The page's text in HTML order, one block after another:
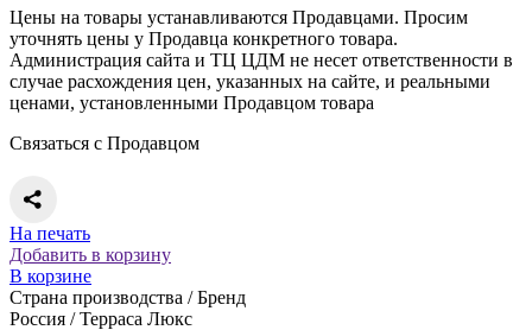
Цены на товары устанавливаются Продавцами. Просим
уточнять цены у Продавца конкретного товара.
Администрация сайта и ТЦ ЦДМ не несет ответственности в
случае расхождения цен, указанных на сайте, и реальными
ценами, установленными Продавцом товара
Связаться с Продавцом
На печать
Добавить в корзину
В корзине
Страна производства / Бренд
Россия / Терраса Люкс